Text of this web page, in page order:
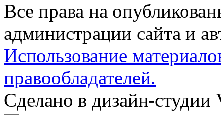
Все права на
администрации сайта и
Использование
правообладателей.
Сделано в дизайн-студии